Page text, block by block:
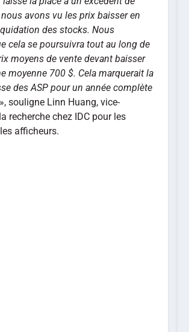
avons vu les prix baisser en
des stocks. Nous
cela se poursuivra tout au long de
moyens de vente devant baisser
moyenne 700 $. Cela marquerait la
des ASP pour un année complète
», souligne Linn Huang, vice-
recherche chez IDC pour les
afficheurs.